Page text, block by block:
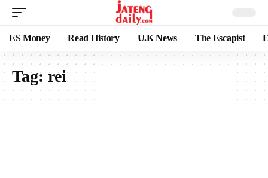
ES Money Read History U.K News The Escapist
Tag: rei